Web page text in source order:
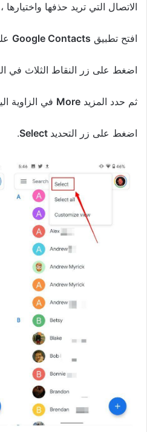
الاتصال التي تريد حذفها
افتح تطبيق Google Contacts
اضغط على زر النقاط الثلاث في
ثم حدد المزيد More في الزاوية
اضغط على زر التحديد .